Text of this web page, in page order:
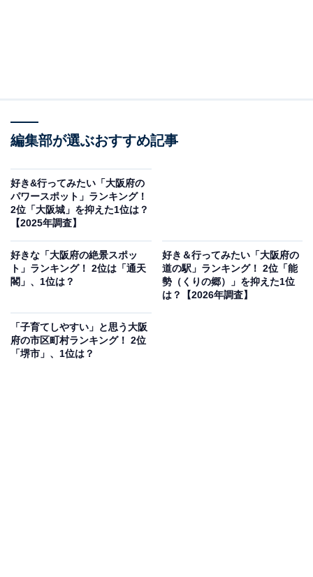
わいを歩いて体感できます。
気を楽しめるのも見どころです。8階では明治・大正・
昭和の大阪の住まいの移り変わりを模型や映像で紹介し
ています。
人気の「着物体験」（有料・要予約）では、江戸の町並
みの中で着物姿（夏季は浴衣）で記念撮影を楽しめま
技術を使った没入型の体験も楽しめます。常設展の入館
料は一般600円・高校大学生300円とリーズナブルで、中
編集部が選ぶおすすめ記事
好き&行ってみたい「大阪府の
パワースポット」ランキング！
2位「大阪城」を抑えた1位は？
【2025年調査】
好きな「大阪府の絶景スポッ
ト」ランキング！ 2位は「通天
閣」、1位は？
好き＆行ってみたい「大阪府の
道の駅」ランキング！ 2位「能
勢（くりの郷）」を抑えた1位
は？【2026年調査】
「子育てしやすい」と思う大阪
府の市区町村ランキング！ 2位
「堺市」、1位は？